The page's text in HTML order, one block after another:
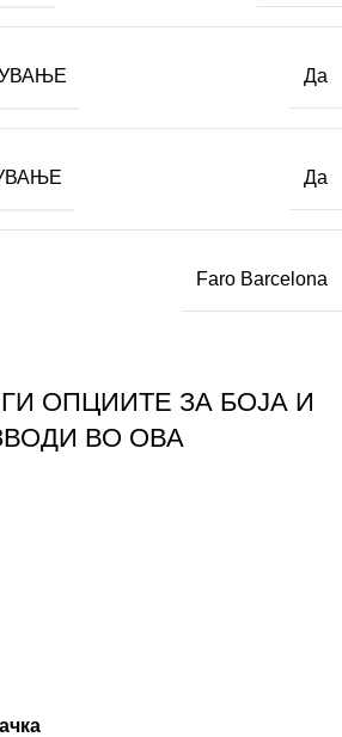
Да
Да
Faro Barcelona
ОПЦИИТЕ ЗА БОЈА И
ВО ОВА